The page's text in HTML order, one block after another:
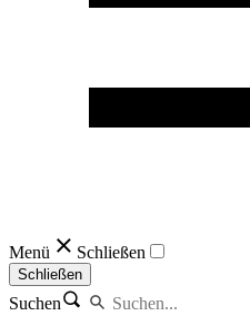
Menü Schließen
Schließen
Suchen